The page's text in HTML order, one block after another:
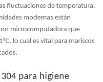
fluctuaciones de temperatura.
modernas están
microcomputadora que
lo cual es vital para mariscos
para higiene